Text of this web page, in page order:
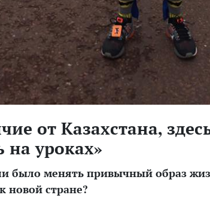
от Казахстана,
на уроках»
было менять привычный образ
новой стране?